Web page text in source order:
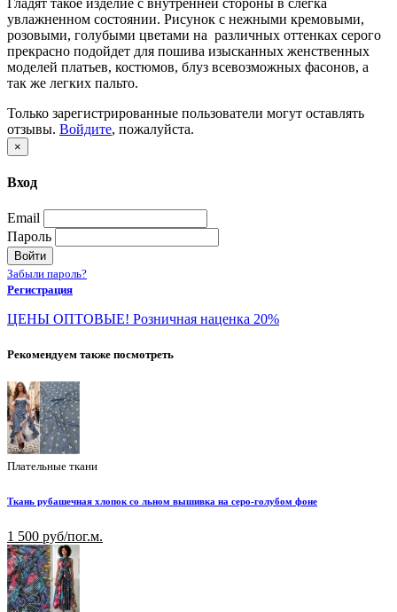
увлажненном состоянии. Рисунок c нежными кремовыми,
розовыми, голубыми цветами на различных оттенках серого
прекрасно подойдет для пошива изысканных женственных
моделей платьев, костюмов, блуз всевозможных фасонов, а
так же легких пальто.
Только зарегистрированные пользователи могут оставлять
отзывы. Войдите, пожалуйста.
×
Вход
Email
Пароль
Войти
Забыли пароль?
Регистрация
ЦЕНЫ ОПТОВЫЕ! Розничная наценка 20%
Рекомендуем также посмотреть
Плательные ткани
Ткань рубашечная хлопок со льном вышивка на серо-голубом фоне
1 500 руб/пог.м.